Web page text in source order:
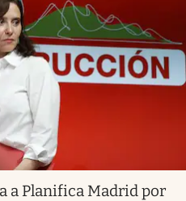
a Planifica Madrid por